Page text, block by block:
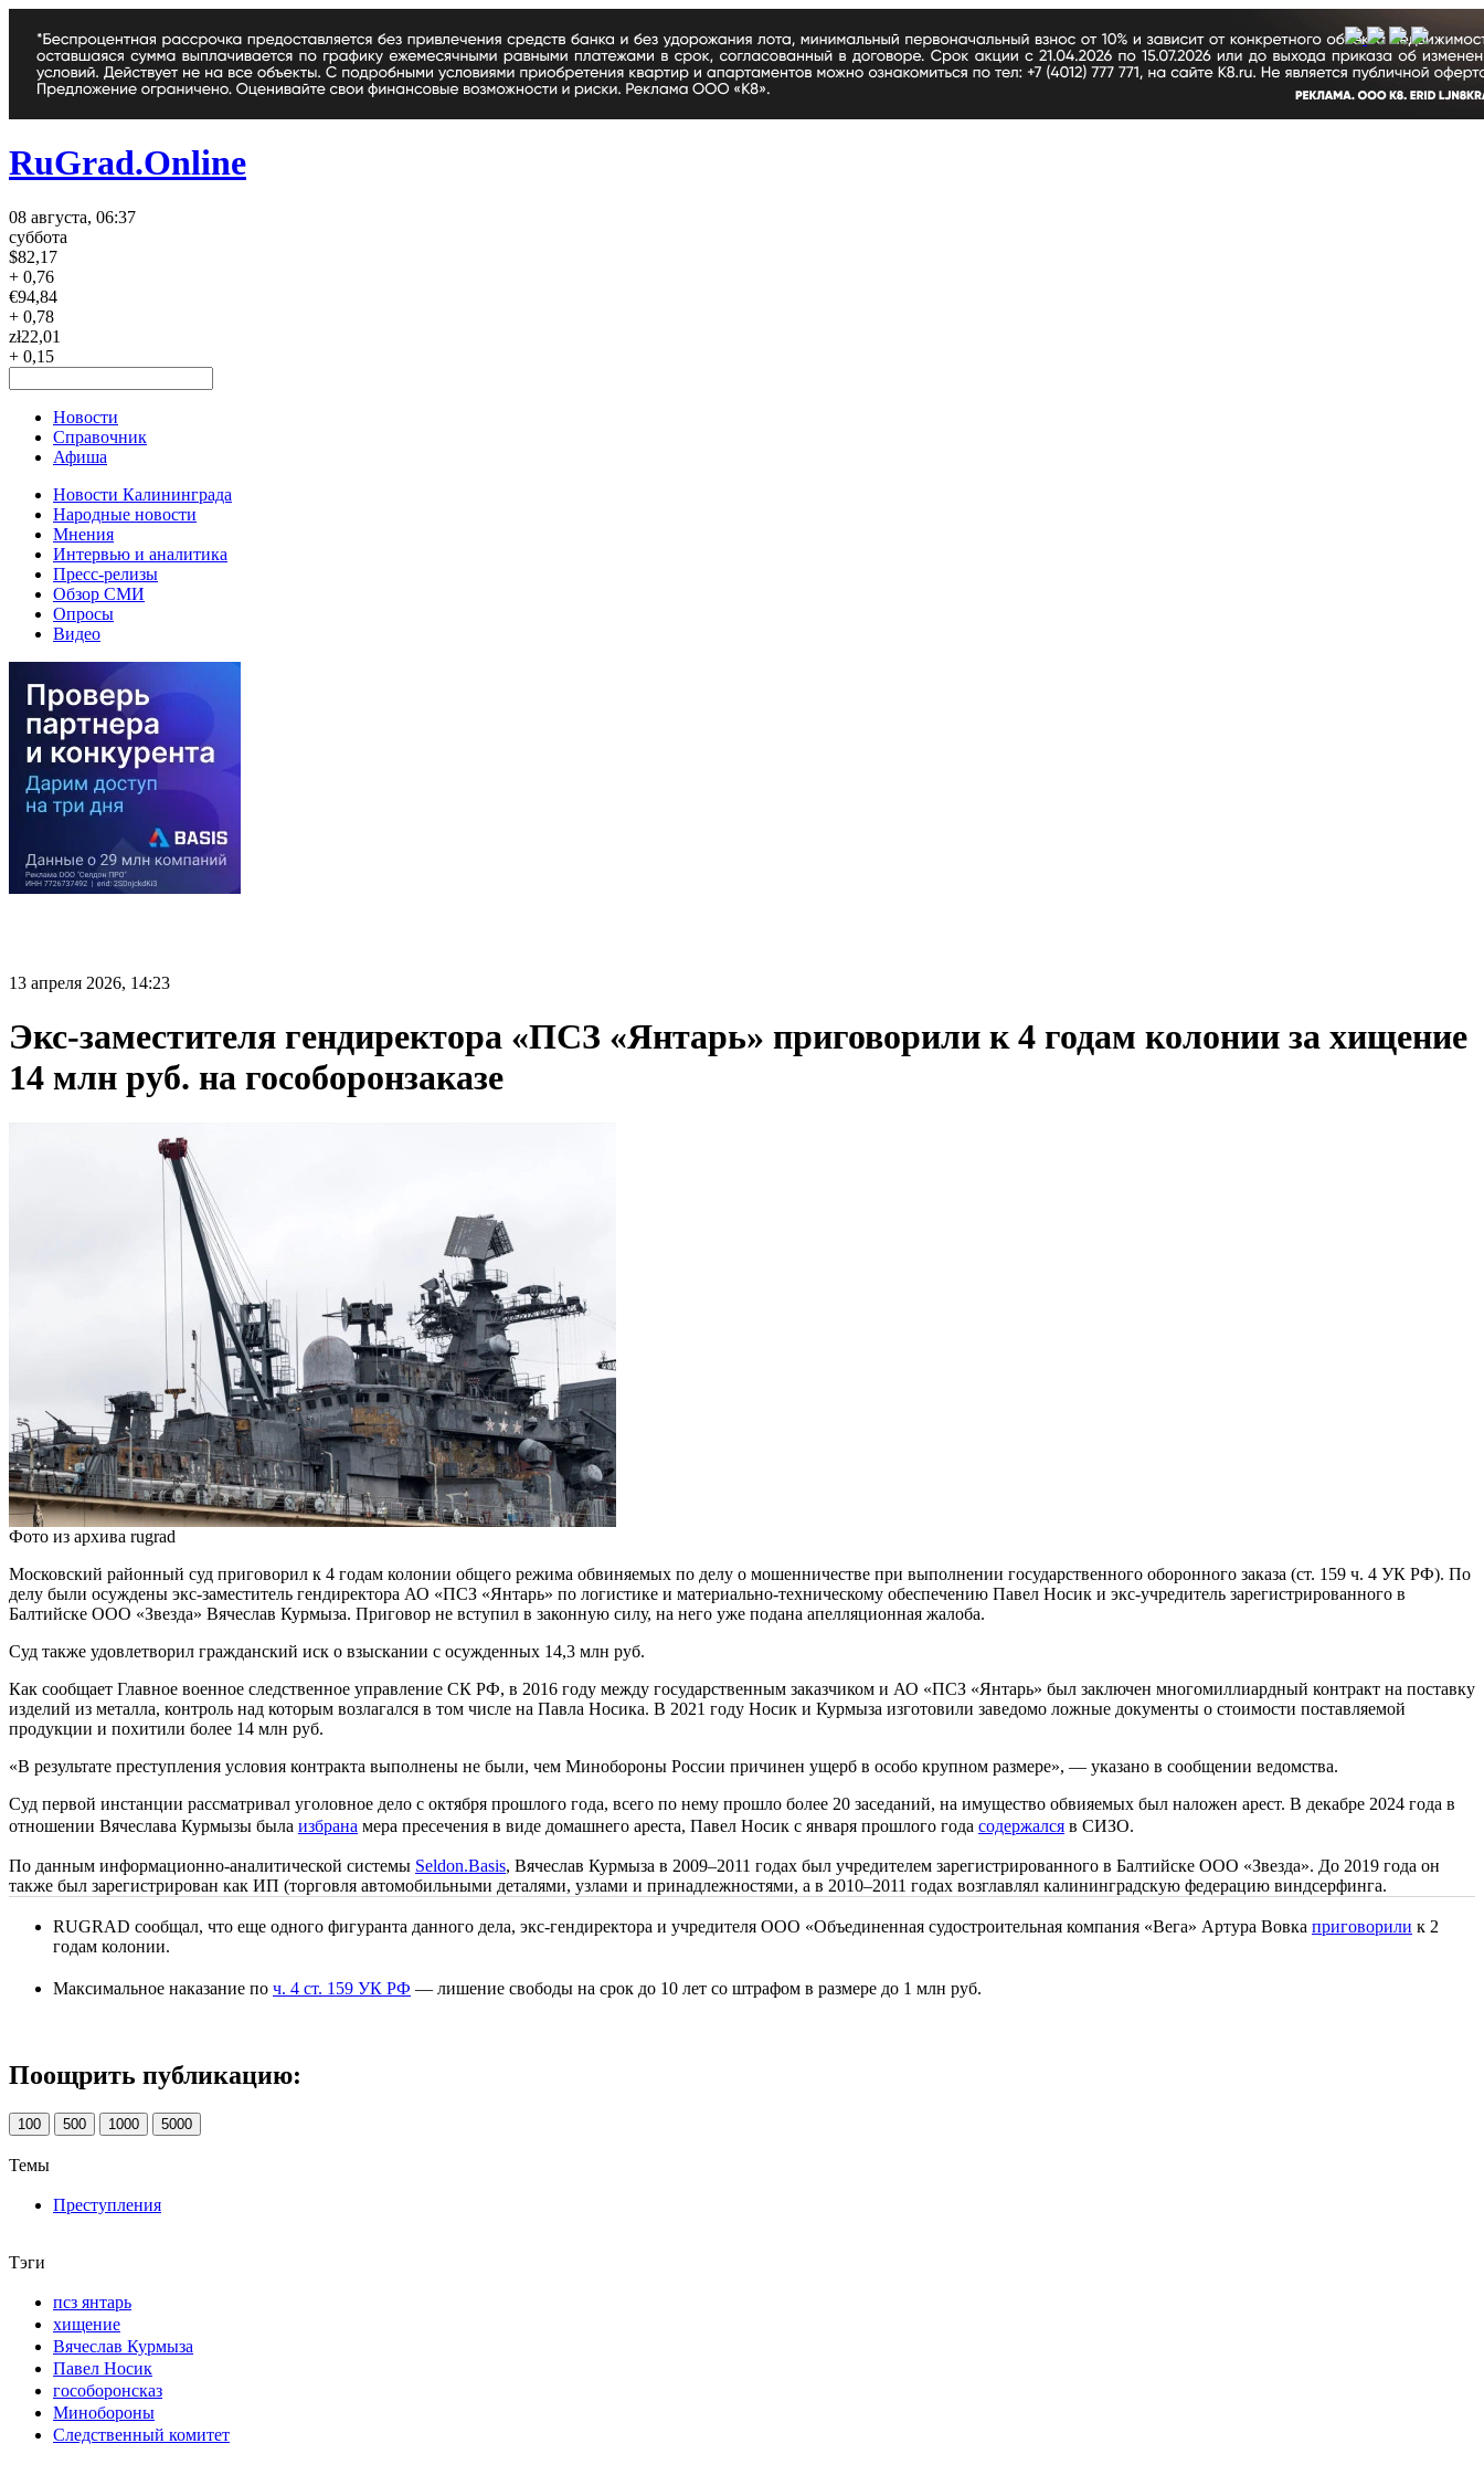
RuGrad.Online
08 августа, 06:37
суббота
$82,17
+ 0,76
€94,84
+ 0,78
zł22,01
+ 0,15
Новости
Справочник
Афиша
Новости Калининграда
Народные новости
Мнения
Интервью и аналитика
Пресс-релизы
Обзор СМИ
Опросы
Видео
13 апреля 2026, 14:23
Экс-заместителя гендиректора «ПСЗ «Янтарь» приговорили к 4 годам колонии за хищение
14 млн руб. на гособоронзаказе
Фото из архива rugrad
Московский районный суд приговорил к 4 годам колонии общего режима обвиняемых по делу о мошенничестве при выполнении государственного оборонного заказа (ст. 159 ч. 4 УК РФ). По
делу были осуждены экс-заместитель гендиректора АО «ПСЗ «Янтарь» по логистике и материально-техническому обеспечению Павел Носик и экс-учредитель зарегистрированного в
Балтийске ООО «Звезда» Вячеслав Курмыза. Приговор не вступил в законную силу, на него уже подана апелляционная жалоба.
Суд также удовлетворил гражданский иск о взыскании с осужденных 14,3 млн руб.
Как сообщает Главное военное следственное управление СК РФ, в 2016 году между государственным заказчиком и АО «ПСЗ «Янтарь» был заключен многомиллиардный контракт на поставку
изделий из металла, контроль над которым возлагался в том числе на Павла Носика. В 2021 году Носик и Курмыза изготовили заведомо ложные документы о стоимости поставляемой
продукции и похитили более 14 млн руб.
«В результате преступления условия контракта выполнены не были, чем Минобороны России причинен ущерб в особо крупном размере», — указано в сообщении ведомства.
Суд первой инстанции рассматривал уголовное дело с октября прошлого года, всего по нему прошло более 20 заседаний, на имущество обвияемых был наложен арест. В декабре 2024 года в
отношении Вячеслава Курмызы была избрана мера пресечения в виде домашнего ареста, Павел Носик с января прошлого года содержался в СИЗО.
По данным информационно-аналитической системы Seldon.Basis, Вячеслав Курмыза в 2009–2011 годах был учредителем зарегистрированного в Балтийске ООО «Звезда». До 2019 года он
также был зарегистрирован как ИП (торговля автомобильными деталями, узлами и принадлежностями, а в 2010–2011 годах возглавлял калининградскую федерацию виндсерфинга.
RUGRAD сообщал, что еще одного фигуранта данного дела, экс-гендиректора и учредителя ООО «Объединенная судостроительная компания «Вега» Артура Вовка приговорили к 2
годам колонии.
Максимальное наказание по ч. 4 ст. 159 УК РФ — лишение свободы на срок до 10 лет со штрафом в размере до 1 млн руб.
Поощрить публикацию:
100 500 1000 5000
Темы
Преступления
Тэги
псз янтарь
хищение
Вячеслав Курмыза
Павел Носик
гособоронсказ
Минобороны
Следственный комитет